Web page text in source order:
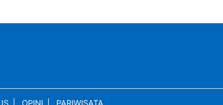
OPINI PARIWISATA